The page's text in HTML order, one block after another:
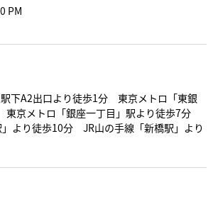
PM
下A2出口より徒歩1分 東京メトロ「東銀
京メトロ「銀座一丁目」駅より徒歩7分
より徒歩10分 JR山の手線「新橋駅」より